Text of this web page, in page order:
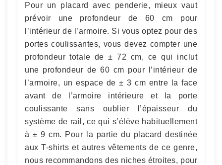
Pour un placard avec penderie, mieux vaut
prévoir une profondeur de 60 cm pour
l’intérieur de l’armoire. Si vous optez pour des
portes coulissantes, vous devez compter une
profondeur totale de ± 72 cm, ce qui inclut
une profondeur de 60 cm pour l’intérieur de
l’armoire, un espace de ± 3 cm entre la face
avant de l’armoire intérieure et la porte
coulissante sans oublier l’épaisseur du
système de rail, ce qui s’élève habituellement
à ± 9 cm. Pour la partie du placard destinée
aux T-shirts et autres vêtements de ce genre,
nous recommandons des niches étroites, pour